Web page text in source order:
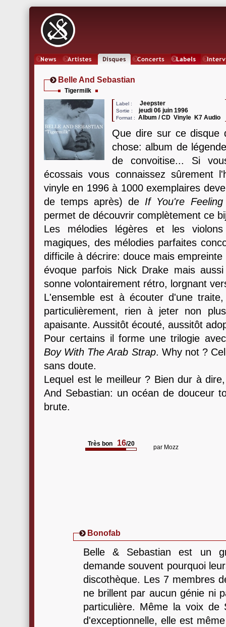
Belle And Sebastian
Tigermilk
Label : Jeepster
Sortie : jeudi 06 juin 1996
Format : Album / CD Vinyle K7 Audio
Que dire sur ce disque
chose: album de
de convoitise... Si
écossais vous connaissez sûrement
vinyle en 1996 à 1000 exemplaires
de temps après) de If You're Feeling
permet de découvrir complètement ce
Les mélodies légères et les
magiques, des mélodies parfaites
difficile à décrire: douce mais
évoque parfois Nick Drake mais
sonne volontairement rétro, lorgnant
L'ensemble est à écouter d'une
particulièrement, rien à jeter non
apaisante. Aussitôt écouté, aussitôt
Pour certains il forme une trilogie
Boy With The Arab Strap. Why not ?
sans doute.
Lequel est le meilleur ? Bien dur à
And Sebastian: un océan de douceur
brute.
Très bon 16/20 par Mozz
Bonofab
Belle & Sebastian est un
demande souvent pourquoi
discothèque. Les 7 membres
ne brillent par aucun génie ni
particulière. Même la voix de
d'exceptionnelle, elle est